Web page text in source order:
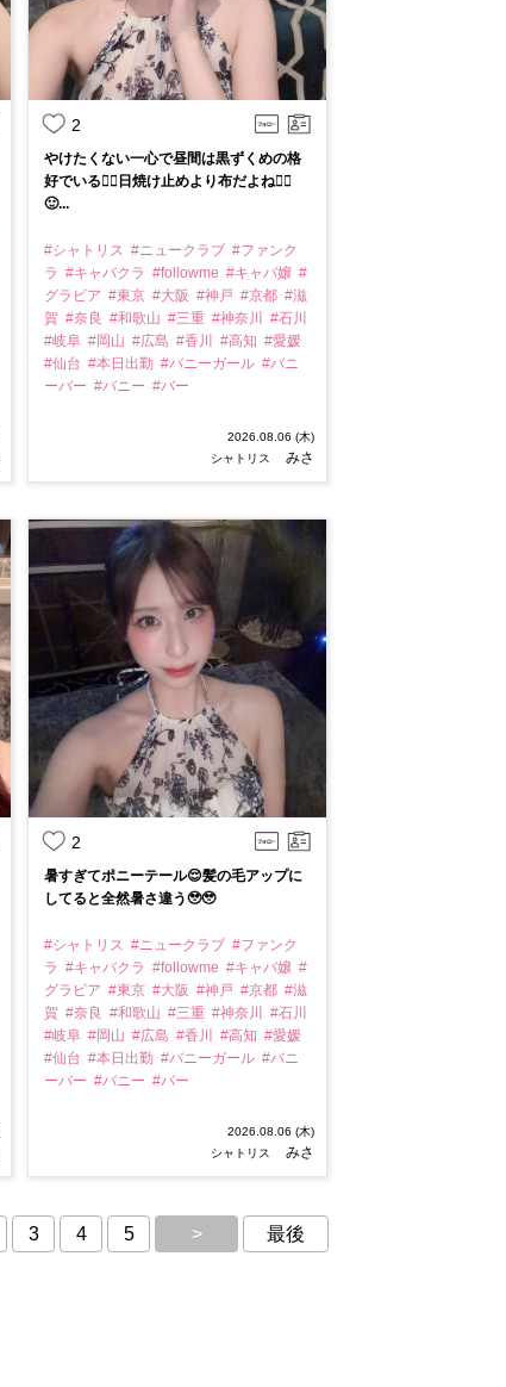
2
やけたくない一心で昼間は黒ずくめの格
好でいる🙂‍↕️日焼け止めより布だよね🙂‍↕️
🙂...
#シャトリス #ニュークラブ #ファンク
ラ #キャバクラ #followme #キャバ嬢 #
グラビア #東京 #大阪 #神戸 #京都 #滋
賀 #奈良 #和歌山 #三重 #神奈川
#石川
#岐阜 #岡山 #広島 #香川 #高知 #愛媛
#仙台 #本日出勤 #バニーガール #バニ
ーバー #バニー #バー
2026.08.06 (木)
シャトリス
みさ
2
暑すぎてポニーテール😌髪の毛アップに
してると全然暑さ違う🥹🥹
#シャトリス #ニュークラブ #ファンク
ラ #キャバクラ #followme #キャバ嬢 #
グラビア #東京 #大阪 #神戸 #京都 #滋
賀 #奈良 #和歌山 #三重 #神奈川
#石川
#岐阜 #岡山 #広島 #香川 #高知 #愛媛
#仙台 #本日出勤 #バニーガール #バニ
ーバー #バニー #バー
2026.08.06 (木)
シャトリス
みさ
3 4 5 > 最後